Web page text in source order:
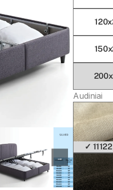
→
Audiniai
✓ 11122